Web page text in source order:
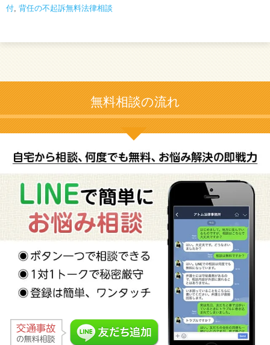
付, 背任の不起訴無料法律相談
無料相談の流れ